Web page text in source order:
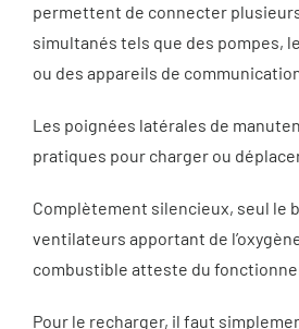
permettent de connecter
simultanés tels que des pompes,
ou des appareils de
Les poignées latérales de
pratiques pour charger ou
Complètement silencieux, seul le
ventilateurs apportant de
combustible atteste du
Pour le recharger, il faut